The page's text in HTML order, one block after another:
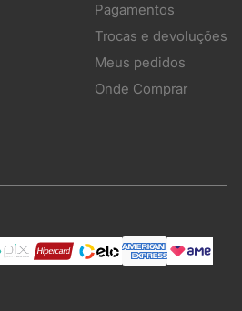
Pagamentos
Trocas e devoluções
Meus pedidos
Onde Comprar